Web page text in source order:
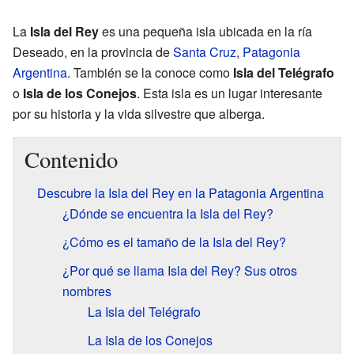
La Isla del Reyes una pequeña isla ubicada en la ría
Deseado, en la provincia deSanta Cruz, Patagonia
Argentina. También se la conoce como Isla del Telégrafo
o Isla de los Conejos. Esta isla es un lugar interesante
por su historia y la vida silvestre que alberga.
Contenido
Descubre la Isla del Rey en la Patagonia Argentina
¿Dónde se encuentra la Isla del Rey?
¿Cómo es el tamaño de la Isla del Rey?
¿Por qué se llama Isla del Rey? Sus otros
nombres
La Isla del Telégrafo
La Isla de los Conejos